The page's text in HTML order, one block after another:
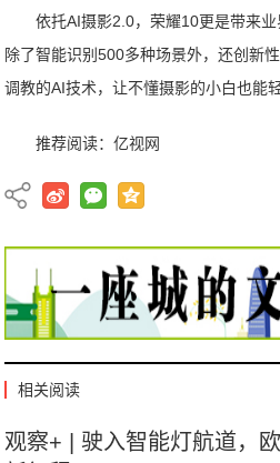
依托AI摄影2.0，荣耀10更是带来业
除了智能识别500多种场景外，还创新
调教的AI技术，让不懂摄影的小白也能
推荐阅读：亿视网
相关阅读
观察+ | 驶入智能灯航道，